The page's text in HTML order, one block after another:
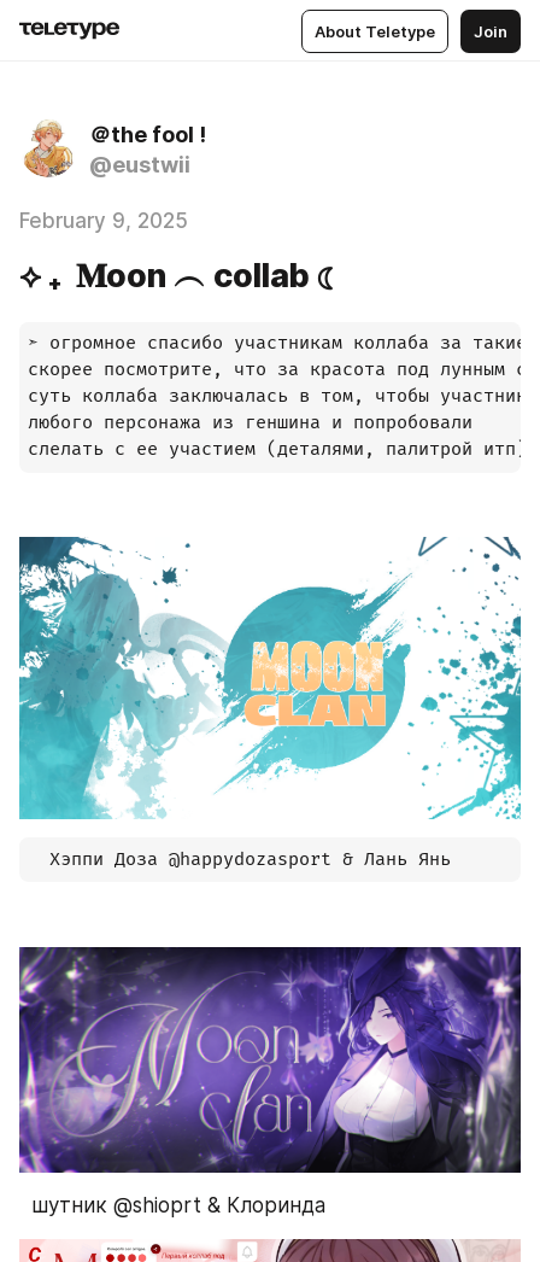
About Teletype Join
＠the fool !
@eustwii
February 9, 2025
⟡ ₊ 𝐌oon ︵ collab ☾
➣ огромное спасибо участникам коллаба за
скорее посмотрите, что за красота под лунным
суть коллаба заключалась в том, чтобы
любого персонажа из геншина и попробовали
слелать с ее участием (деталями, палитрой итп)
  Хэппи Доза @happydozasport & Лань Янь
  шутник @shioprt & Клоринда